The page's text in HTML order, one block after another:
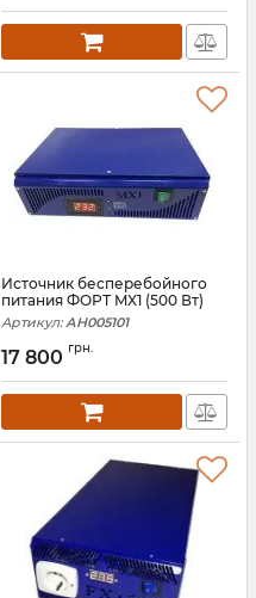
Источник бесперебойного
питания ФОРТ MX1 (500 Вт)
Артикул: АН005101
17 800 грн.